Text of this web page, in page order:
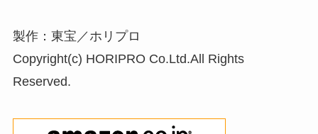
製作：東宝／ホリプロ
Copyright(c) HORIPRO Co.Ltd.All Rights
Reserved.